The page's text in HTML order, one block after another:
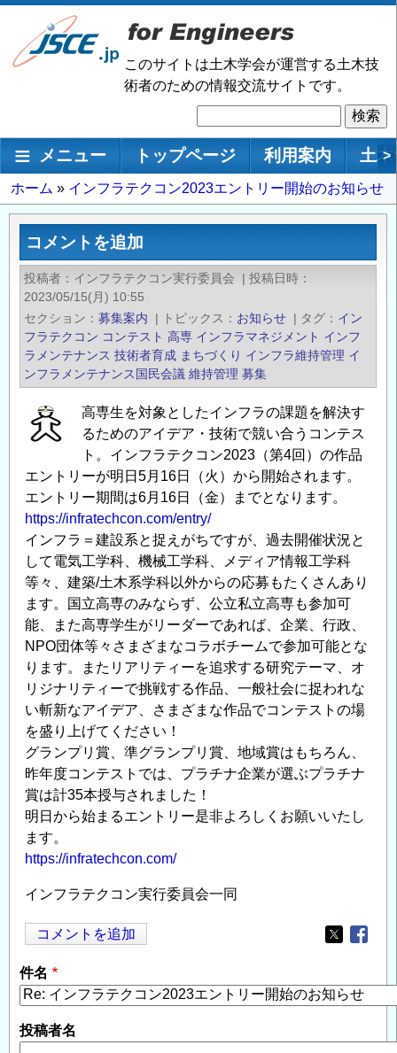
メ
ン
移
このサイトは土木学会が運営する土木技
術者のための情報交流サイトです。
索
メインナビゲーション
メニュー トップページ 利用案内 土 >
パ
ン
ず
ホーム インフラテクコン2023エントリー開始のお知らせ
コメントを追加
投稿者 インフラテクコン実行委員会 | 投稿日時
2023/05/15(月) 10:55
セクション
募集案内 | トピックス お知らせ | タグ
イン
フラテクコン コンテスト 高専 インフラマネジメント インフ
ラメンテナンス 技術者育成 まちづくり インフラ維持管理 イ
ンフラメンテナンス国民会議 維持管理 募集
高専生を対象としたインフラの課題を解決す
るためのアイデア・技術で競い合うコンテス
ト。インフラテクコン2023（第4回）の作品
エントリーが明日5月16日（火）から開始されます。
エントリー期間は6月16日（金）までとなります。
https://infratechcon.com/entry/
インフラ＝建設系と捉えがちですが、過去開催状況と
して電気工学科、機械工学科、メディア情報工学科
等々、建築/土木系学科以外からの応募もたくさんあり
ます。国立高専のみならず、公立私立高専も参加可
能、また高専学生がリーダーであれば、企業、行政、
NPO団体等々さまざまなコラボチームで参加可能とな
ります。またリアリティーを追求する研究テーマ、オ
リジナリティーで挑戦する作品、一般社会に捉われな
い斬新なアイデア、さまざまな作品でコンテストの場
を盛り上げてください！
グランプリ賞、準グランプリ賞、地域賞はもちろん、
昨年度コンテストでは、プラチナ企業が選ぶプラチナ
賞は計35本授与されました！
明日から始まるエントリー是非よろしくお願いいたし
ます。
https://infratechcon.com/
インフラテクコン実行委員会一同
コメントを追加
Opens in
件名
投稿者名